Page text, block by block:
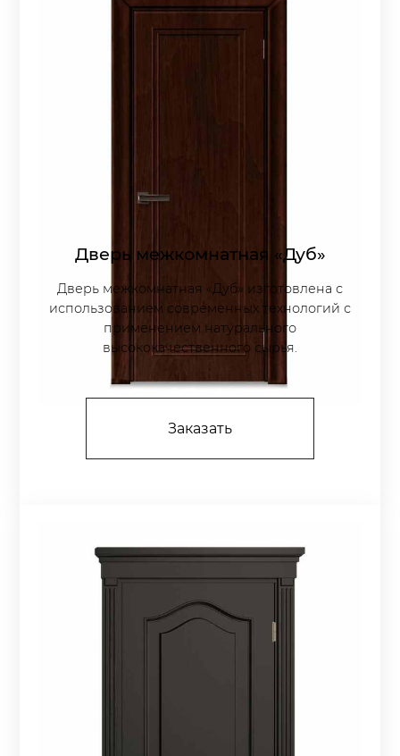
Дверь межкомнатная «Дуб»
Дверь межкомнатная «Дуб» изготовлена с
использованием современных технологий с
применением натурального
высококачественного сырья.
Заказать